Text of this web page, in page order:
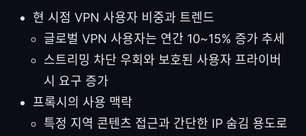
현 시점 VPN 사용자 비중과 트렌드
글로벌 VPN 사용자는 연간 10~15% 증가 추세
스트리밍 차단 우회와 보호된 사용자 프라이버
시 요구 증가
프록시의 사용 맥락
특정 지역 콘텐츠 접근과 간단한 IP 숨김 용도로